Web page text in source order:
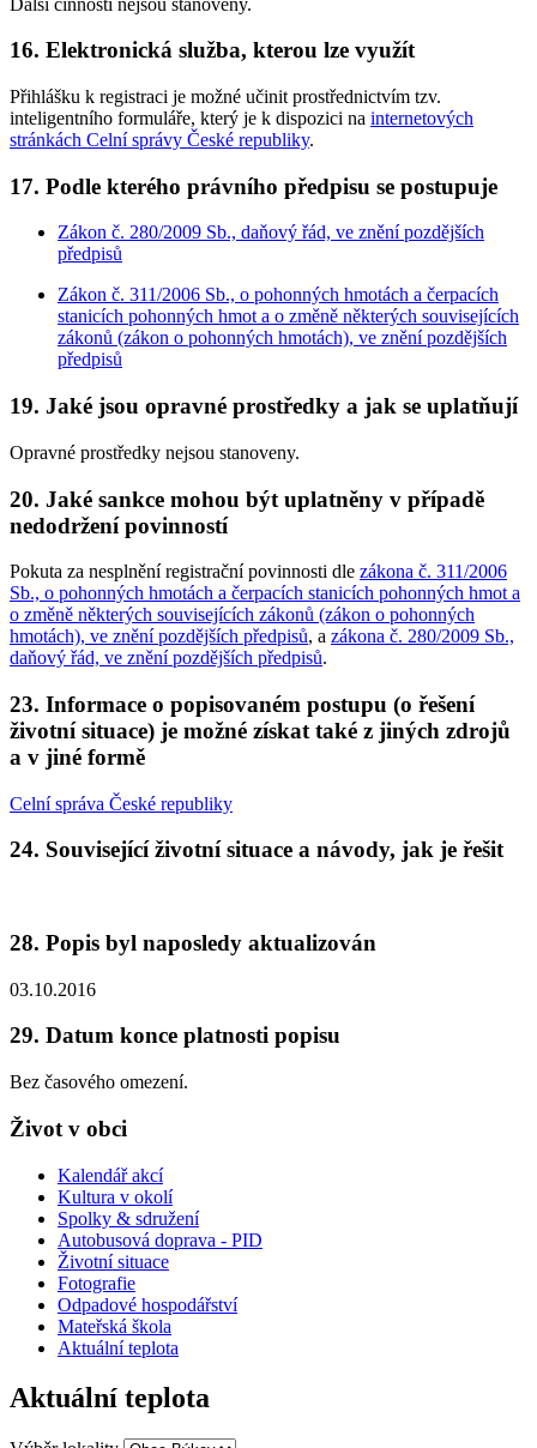
16. Elektronická služba, kterou lze využít
Přihlášku k registraci je možné učinit prostřednictvím tzv.
inteligentního formuláře, který je k dispozici na internetových
stránkách Celní správy České republiky.
17. Podle kterého právního předpisu se postupuje
Zákon č. 280/2009 Sb., daňový řád, ve znění pozdějších
předpisů
Zákon č. 311/2006 Sb., o pohonných hmotách a čerpacích
stanicích pohonných hmot a o změně některých souvisejících
zákonů (zákon o pohonných hmotách), ve znění pozdějších
předpisů
19. Jaké jsou opravné prostředky a jak se uplatňují
Opravné prostředky nejsou stanoveny.
20. Jaké sankce mohou být uplatněny v případě
nedodržení povinností
Pokuta za nesplnění registrační povinnosti dle zákona č. 311/2006
Sb., o pohonných hmotách a čerpacích stanicích pohonných hmot a
o změně některých souvisejících zákonů (zákon o pohonných
hmotách), ve znění pozdějších předpisů, a zákona č. 280/2009 Sb.,
daňový řád, ve znění pozdějších předpisů.
23. Informace o popisovaném postupu (o řešení
životní situace) je možné získat také z jiných zdrojů
a v jiné formě
Celní správa České republiky
24. Související životní situace a návody, jak je řešit
28. Popis byl naposledy aktualizován
03.10.2016
29. Datum konce platnosti popisu
Bez časového omezení.
Život v obci
Kalendář akcí
Kultura v okolí
Spolky & sdružení
Autobusová doprava - PID
Životní situace
Fotografie
Odpadové hospodářství
Mateřská škola
Aktuální teplota
Aktuální teplota